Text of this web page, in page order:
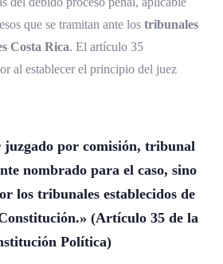
que se tramitan ante los tribunales
Costa Rica. El artículo 35
al establecer el principio del juez
juzgado por comisión, tribunal
nombrado para el caso, sino
los tribunales establecidos de
(Artículo 35 de la
Política)